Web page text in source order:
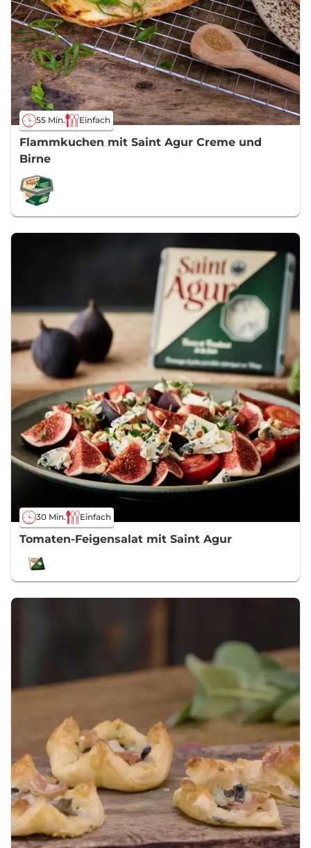
55 Min. Einfach
Flammkuchen mit Saint Agur Creme und
Birne
30 Min. Einfach
Tomaten-Feigensalat mit Saint Agur